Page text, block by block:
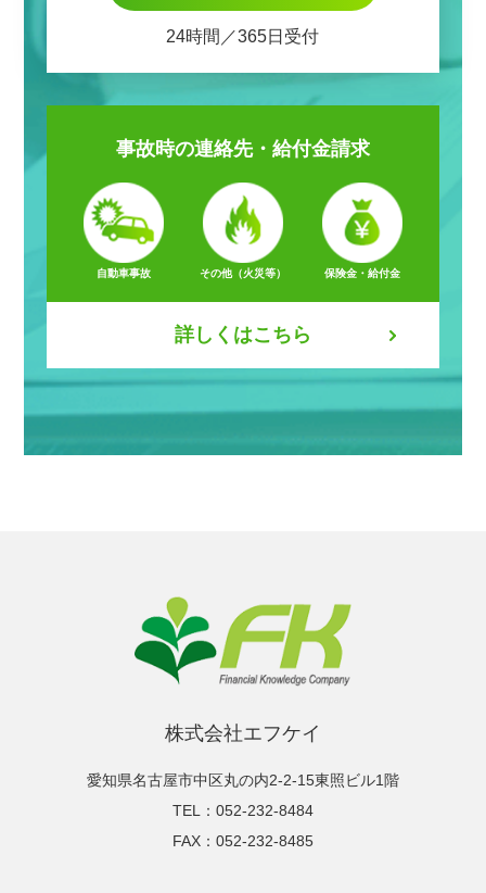
24時間／365日受付
事故時の連絡先・給付金請求
自動車事故 その他（火災等） 保険金・給付金
詳しくはこちら
株式会社エフケイ
愛知県名古屋市中区丸の内2-2-15東照ビル1階
TEL：052-232-8484
FAX：052-232-8485